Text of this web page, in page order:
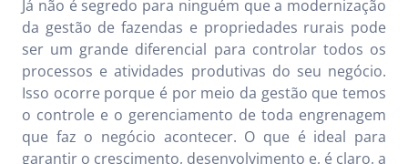
Já não é segredo para ninguém que a modernização
da gestão de fazendas e propriedades rurais pode
ser um grande diferencial para controlar todos os
processos e atividades produtivas do seu negócio.
Isso ocorre porque é por meio da gestão que temos
o controle e o gerenciamento de toda engrenagem
que faz o negócio acontecer. O que é ideal para
garantir o crescimento, desenvolvimento e, é claro, a